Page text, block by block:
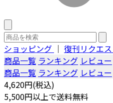
ショッピング ｜ 復刊リクエ
商品一覧 ランキング レビュー
商品一覧 ランキング レビュー
4,620円(税込)
5,500円以上で送料無料